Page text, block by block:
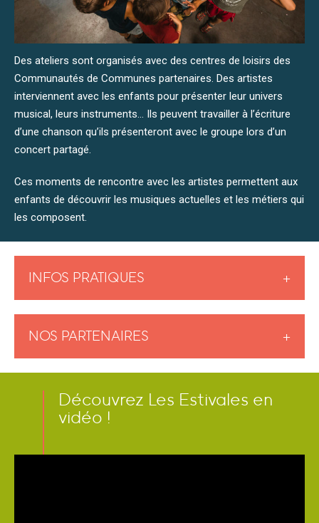
Des ateliers sont organisés avec des centres de loisirs des
Communautés de Communes partenaires. Des artistes
interviennent avec les enfants pour présenter leur univers
musical, leurs instruments… Ils peuvent travailler à l’écriture
d’une chanson qu’ils présenteront avec le groupe lors d’un
concert partagé.
Ces moments de rencontre avec les artistes permettent aux
enfants de découvrir les musiques actuelles et les métiers qui
les composent.
INFOS PRATIQUES +
NOS PARTENAIRES +
Découvrez Les Estivales en
vidéo !